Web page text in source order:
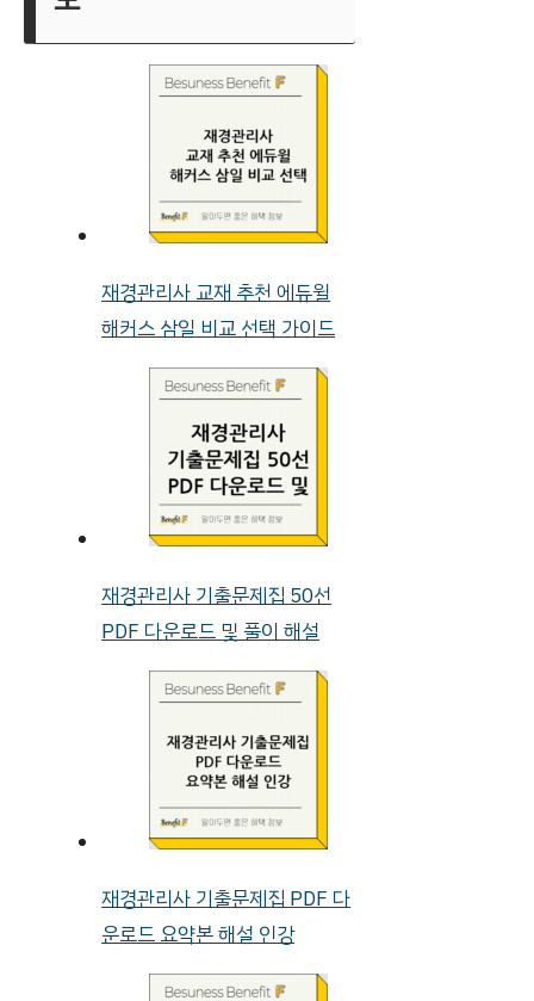
재경관리사 교재 추천 에듀윌
해커스 삼일 비교 선택 가이드
재경관리사 기출문제집 50선
PDF 다운로드 및 풀이 해설
재경관리사 기출문제집 PDF 다
운로드 요약본 해설 인강